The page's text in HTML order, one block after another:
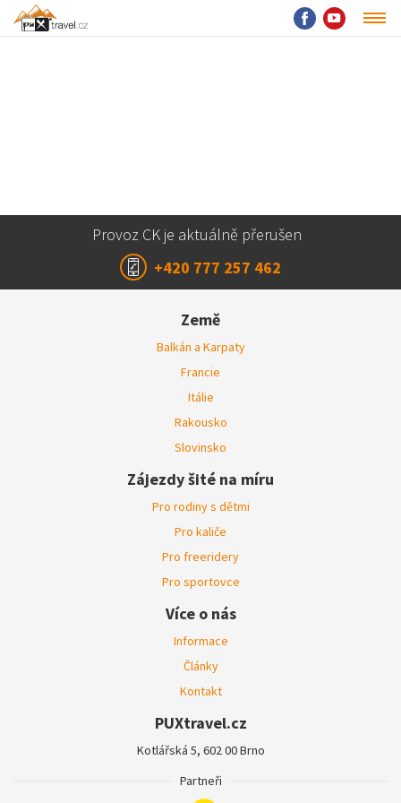
Provoz CK je aktuálně přerušen
+420 777 257 462
Země
Balkán a Karpaty
Francie
Itálie
Rakousko
Slovinsko
Zájezdy šité na míru
Pro rodiny s dětmi
Pro kaliče
Pro freeridery
Pro sportovce
Více o nás
Informace
Články
Kontakt
PUXtravel.cz
Kotlářská 5, 602 00 Brno
Partneři